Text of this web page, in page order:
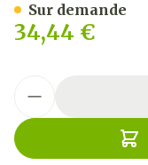
34,44 €
Sur demande